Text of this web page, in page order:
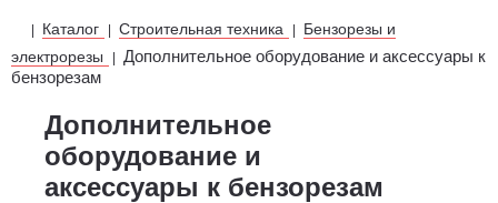
| Каталог | Строительная техника |
Бензорезы и
электрорезы
| Дополнительное оборудование и аксессуары к
бензорезам
Дополнительное
оборудование и
аксессуары к бензорезам